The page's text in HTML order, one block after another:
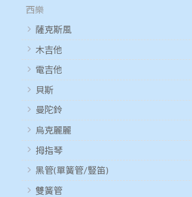
西樂
薩克斯風
木吉他
電吉他
貝斯
曼陀鈴
烏克麗麗
拇指琴
黑管(單簧管/豎笛)
雙簧管